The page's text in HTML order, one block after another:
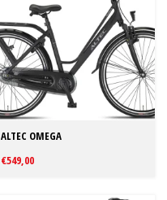
ALTEC OMEGA
€549,00